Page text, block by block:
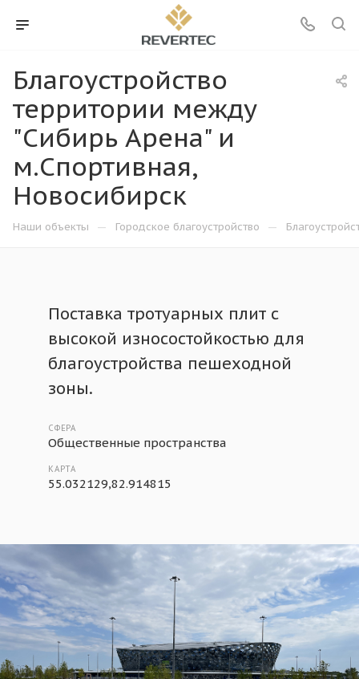
Благоустройство
территории между
"Сибирь Арена" и
м.Спортивная,
Новосибирск
Наши объекты — Городское благоустройство —
Поставка тротуарных плит с
высокой износостойкостью для
благоустройства пешеходной
зоны.
СФЕРА
Общественные пространства
КАРТА
55.032129,82.914815